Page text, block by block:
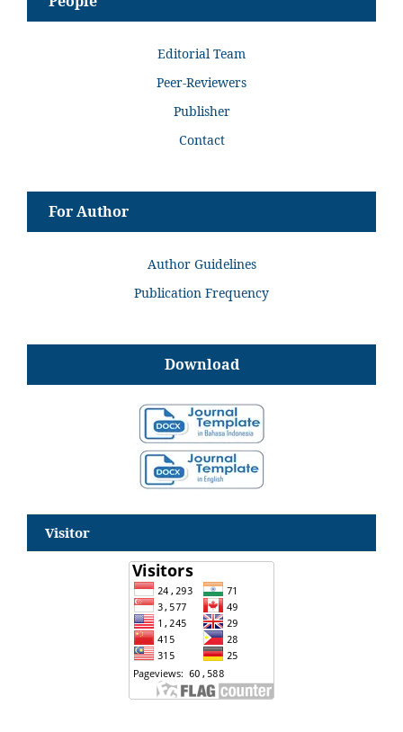
Editorial Team
Peer-Reviewers
Publisher
Contact
For Author
Author Guidelines
Publication Frequency
Download
Visitor